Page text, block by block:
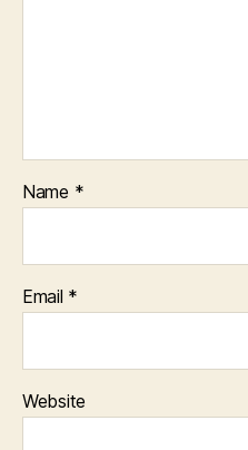
Name *
Email *
Website